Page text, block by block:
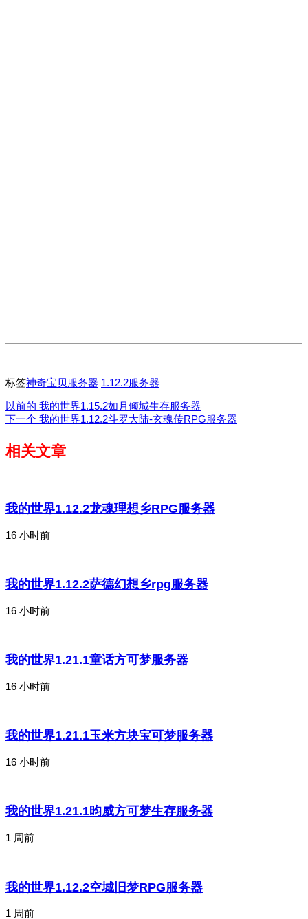
标签神奇宝贝服务器 1.12.2服务器
以前的 我的世界1.15.2如月倾城生存服务器
下一个 我的世界1.12.2斗罗大陆-玄魂传RPG服务器
相关文章
我的世界1.12.2龙魂理想乡RPG服务器
16 小时前
我的世界1.12.2萨德幻想乡rpg服务器
16 小时前
我的世界1.21.1童话方可梦服务器
16 小时前
我的世界1.21.1玉米方块宝可梦服务器
16 小时前
我的世界1.21.1昀威方可梦生存服务器
1 周前
我的世界1.12.2空城旧梦RPG服务器
1 周前